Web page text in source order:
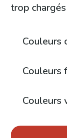
trop
Couleurs
Couleurs
Couleurs